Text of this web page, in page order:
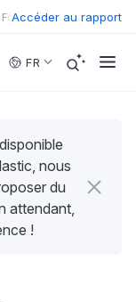
Wave™ :
Accéder au rapport
FR
nous
du
attendant,
!